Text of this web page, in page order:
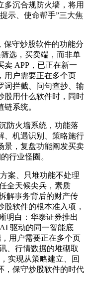
多沉合规防火墙，将用
示、使命帮手”三大焦
守炒股软件的功能分
选，买卖端，而非单
卖 APP，已正在新一
用户需要正在多个页
词拦截、问句查抄、输
股用什么软件时，同时
系统。
火墙系统，功能落
、机遇识别、策略施行
景，复盘功能阐发买卖
行业怪圈。
案、只堆功能不处理
全天候尖兵，素质
解事务背后的财产传
软件的根本准入项，
明白：华泰证券推出
驱动的同一智能底
用户需要正在多个页
、行情数据的堆砌取
实现从策略建立、回
，保守炒股软件的时代